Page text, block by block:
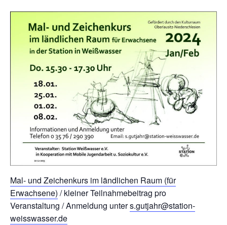
M
Mal- und Zeichenkurs im ländlichen Raum (für
Erwachsene) / kleiner Teilnahmebeitrag pro
Veranstaltung / Anmeldung unters.gutjahr@station-
weisswasser.de